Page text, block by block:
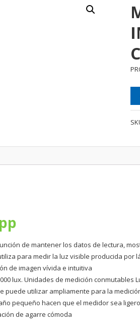
de mantener los datos de lectura,
para medir la luz visible producida
de imagen vívida e intuitiva
lux. Unidades de medición conmutables
puede utilizar ampliamente para la
pequeño hacen que el medidor sea
de agarre cómoda